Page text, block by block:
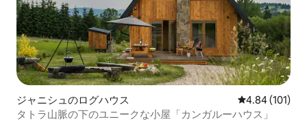
ジャニシュのログハウス レビュー101
4.84 (101)
タトラ山脈の下のユニークな小屋「カンガルーハウス」